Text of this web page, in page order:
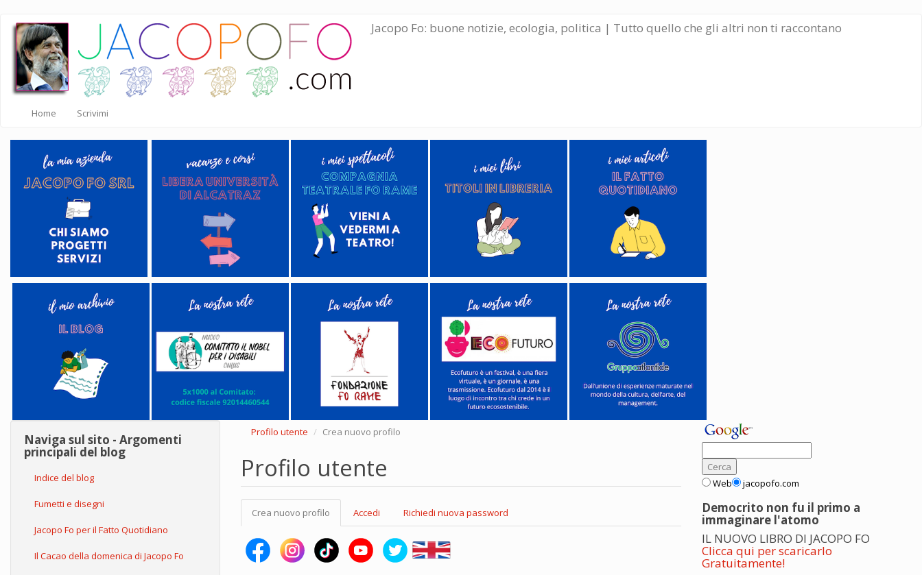
Salta
contenuto
principale
Jacopo Fo: buone notizie, ecologia, politica | Tutto quello che gli altri non ti raccontano
Home Scrivimi
Naviga sul sito - Argomenti
principali del blog
Indice del blog
Fumetti e disegni
Jacopo Fo per il Fatto Quotidiano
Il Cacao della domenica di Jacopo Fo
Profilo utente Crea nuovo profilo
Profilo utente
Schede
primarie
Crea nuovo profilo (scheda
attiva)
Accedi Richiedi nuova password
Web jacopofo.com
Democrito non fu il primo a
immaginare l'atomo
IL NUOVO LIBRO DI JACOPO FO
Clicca qui per scaricarlo
Gratuitamente!